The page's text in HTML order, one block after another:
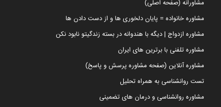
مشاورانه (صفحه اصلی)
مشاوره خانواده = پایان دلخوری ها و از دست دادن ها
مشاوره ازدواج | دیگه با هندوانه در بسته زندگیتو نابود نکن
مشاوره تلفنی با برترین های ایران
مشاوره آنلاین (صفحه مشاوره پرسش و پاسخ)
تست روانشناسی به همراه تحلیل
مشاوره روانشناسی و درمان های تضمینی